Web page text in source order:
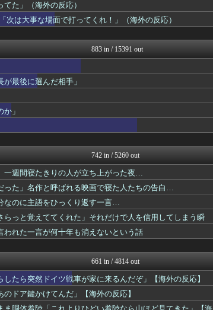
？」
海外のお前ら 海外の反応
んで？ ...
Red4 海外の反応まとめ
NO FOOTY NO L...
衝撃の声...
世界の憂鬱 海外・韓国の反...
コリアル
いたもの...
絶賛
海外の万国反応記＠海外の反...
世界はグーチョキパー
！（海...
変わり種だ...
みんな知ってた？【海外の反...
応） 海外さんいらっしゃい 海外...
た」（海外の反応）
は大事な場面で打ってくれ！」（海外の反応）
883 in / 15391 out
最後に選んだ相手」
」
742 in / 5260 out
一週間寝たきりの人が立ち上がった夜…
った」名作と呼ばれる映画で寝た人たちの告白…
なのに主語をひっくり返す一言…
っと覚えててくれた」それだけで人を信用してしまう瞬
れた一言が何十年も消えないという話
661 in / 4814 out
たら突然ドイツ戦車が家に来るんだぞ」【海外の反応】
ドア鍵かけてんだ」【海外の反応】